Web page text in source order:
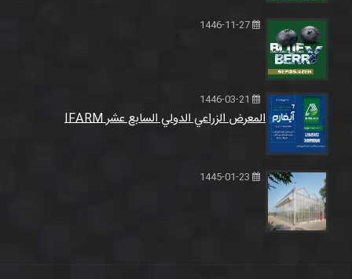
المعرض الزراعي الدولي السابع عشر IFARM